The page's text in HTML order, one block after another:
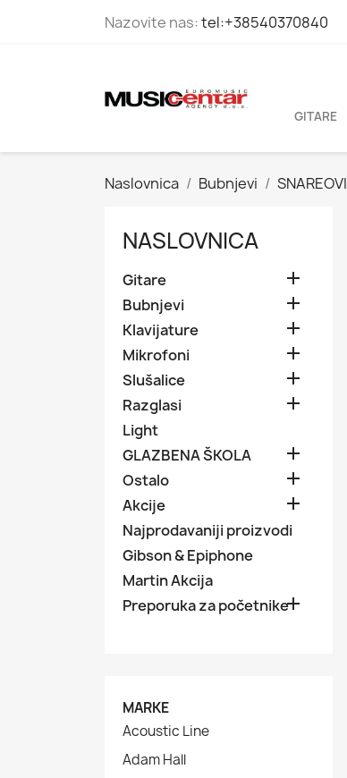
Nazovite nas:tel:+38540370840
GITARE
Naslovnica Bubnjevi SNAREOVI
NASLOVNICA
Gitare 
Bubnjevi 
Klavijature 
Mikrofoni 
Slušalice 
Razglasi 
Light
GLAZBENA ŠKOLA

Ostalo 
Akcije 
Najprodavaniji proizvodi
Gibson & Epiphone
Martin Akcija
Preporuka za početnike
MARKE
Acoustic Line
Adam Hall